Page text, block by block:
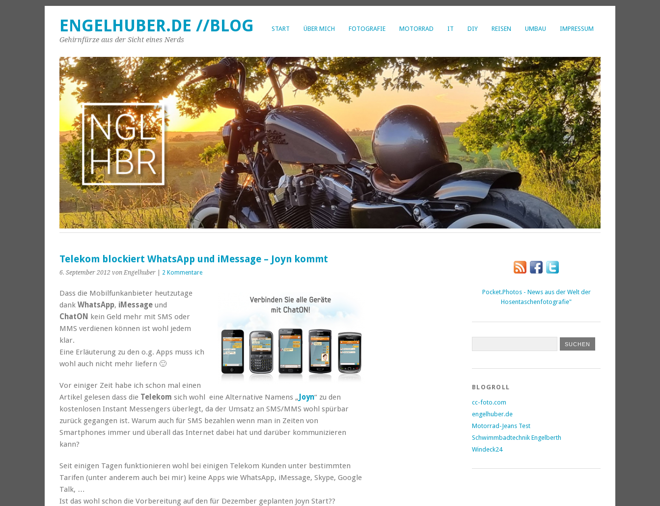
START ÜBER MICH FOTOGRAFIE MOTORRAD IT DIY REISEN UMBAU IMPRESSUM
ENGELHUBER.DE //BLOG
Gehirnfürze aus der Sicht eines Nerds
Telekom blockiert WhatsApp und iMessage – Joyn kommt
6. September 2012 von Engelhuber 2 Kommentare
Dass die Mobilfunkanbieter heutzutage
dank WhatsApp, iMessage und
ChatON kein Geld mehr mit SMS oder
MMS verdienen können ist wohl jedem
klar.
Eine Erläuterung zu den o.g. Apps muss ich
wohl auch nicht mehr liefern 🙂
Vor einiger Zeit habe ich schon mal einen
Artikel gelesen dass die Telekom sich wohl eine Alternative Namens „ Joyn“ zu den
kostenlosen Instant Messengers überlegt, da der Umsatz an SMS/MMS wohl spürbar
zurück gegangen ist. Warum auch für SMS bezahlen wenn man in Zeiten von
Smartphones immer und überall das Internet dabei hat und darüber kommunizieren
kann?
Seit einigen Tagen funktionieren wohl bei einigen Telekom Kunden unter bestimmten
Tarifen (unter anderem auch bei mir) keine Apps wie WhatsApp, iMessage, Skype, Google
Talk, …
Ist das wohl schon die Vorbereitung auf den für Dezember geplanten Joyn Start??
Pocket.Photos - News aus der Welt der
Hosentaschenfotografie"
BLOGROLL
cc-foto.com
engelhuber.de
Motorrad-Jeans Test
Schwimmbadtechnik Engelberth
Windeck24